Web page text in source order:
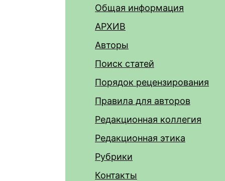
Общая информация
АРХИВ
Авторы
Поиск статей
Порядок рецензирования
Правила для авторов
Редакционная коллегия
Редакционная этика
Рубрики
Контакты